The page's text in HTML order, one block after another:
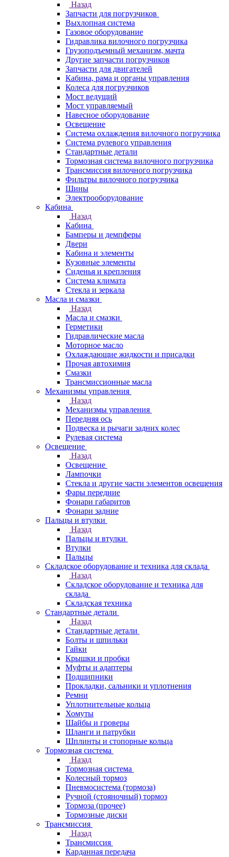
Назад
Запчасти для погрузчиков
Выхлопная система
Газовое оборудование
Гидравлика вилочного погрузчика
Грузоподъемный механизм, мачта
Другие запчасти погрузчиков
Запчасти для двигателей
Кабина, рама и органы управления
Колеса для погрузчиков
Мост ведущий
Мост управляемый
Навесное оборудование
Освещение
Система охлаждения вилочного погрузчика
Система рулевого управления
Стандартные детали
Тормозная система вилочного погрузчика
Трансмиссия вилочного погрузчика
Фильтры вилочного погрузчика
Шины
Электрооборудование
Кабина
Назад
Кабина
Бамперы и демпферы
Двери
Кабина и элементы
Кузовные элементы
Сиденья и крепления
Система климата
Стекла и зеркала
Масла и смазки
Назад
Масла и смазки
Герметики
Гидравлические масла
Моторное масло
Охлаждающие жидкости и присадки
Прочая автохимия
Смазки
Трансмиссионные масла
Механизмы управления
Назад
Механизмы управления
Передняя ось
Подвеска и рычаги задних колес
Рулевая система
Освещение
Назад
Освещение
Лампочки
Стекла и другие части элементов освещения
Фары передние
Фонари габаритов
Фонари задние
Пальцы и втулки
Назад
Пальцы и втулки
Втулки
Пальцы
Складское оборудование и техника для склада
Назад
Складское оборудование и техника для
склада
Складская техника
Стандартные детали
Назад
Стандартные детали
Болты и шпильки
Гайки
Крышки и пробки
Муфты и адаптеры
Подшипники
Прокладки, сальники и уплотнения
Ремни
Уплотнительные кольца
Хомуты
Шайбы и гроверы
Шланги и патрубки
Шплинты и стопорные кольца
Тормозная система
Назад
Тормозная система
Колесный тормоз
Пневмосиcтема (тормоза)
Ручной (стояночный) тормоз
Тормоза (прочее)
Тормозные диски
Трансмиссия
Назад
Трансмиссия
Карданная передача